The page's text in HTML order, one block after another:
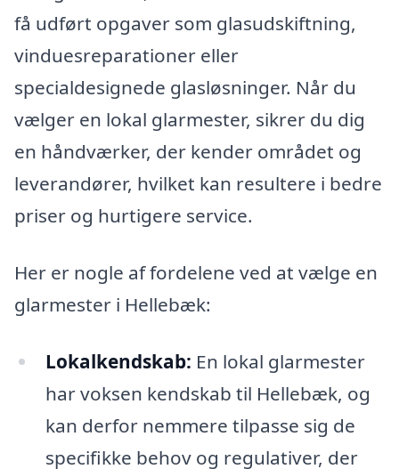
få udført opgaver som glasudskiftning,
vinduesreparationer eller
specialdesignede glasløsninger. Når du
vælger en lokal glarmester, sikrer du dig
en håndværker, der kender området og
leverandører, hvilket kan resultere i bedre
priser og hurtigere service.
Her er nogle af fordelene ved at vælge en
glarmester i Hellebæk:
Lokalkendskab: En lokal glarmester
har voksen kendskab til Hellebæk, og
kan derfor nemmere tilpasse sig de
specifikke behov og regulativer, der